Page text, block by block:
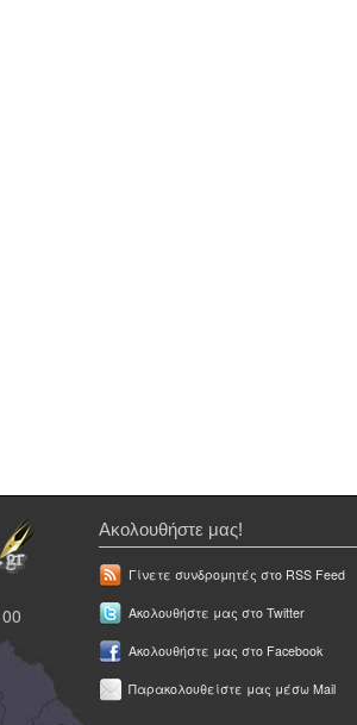
Ακολουθήστε μας!
Γίνετε συνδρομητές στο RSS Feed
Ακολουθήστε μας στο Twitter
Ακολουθήστε μας στο Facebook
Παρακολουθείστε μας μέσω Mail